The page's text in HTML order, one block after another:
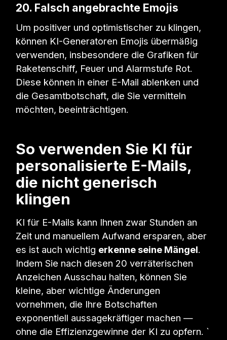
20. Falsch angebrachte Emojis
Um positiver und optimistischer zu klingen,
können KI-Generatoren Emojis übermäßig
verwenden, insbesondere die Grafiken für
Raketenschiff, Feuer und Alarmstufe Rot.
Diese können in einer E-Mail ablenken und
die Gesamtbotschaft, die Sie vermitteln
möchten, beeinträchtigen.
So verwenden Sie KI für
personalisierte E-Mails,
die nicht generisch
klingen
KI für E-Mails kann Ihnen zwar Stunden an
Zeit und manuellem Aufwand ersparen, aber
es ist auch wichtig erkenne seine Mängel.
Indem Sie nach diesen 20 verräterischen
Anzeichen Ausschau halten, können Sie
kleine, aber wichtige Änderungen
vornehmen, die Ihre Botschaften
exponentiell aussagekräftiger machen —
ohne die Effizienzgewinne der KI zu opfern. `